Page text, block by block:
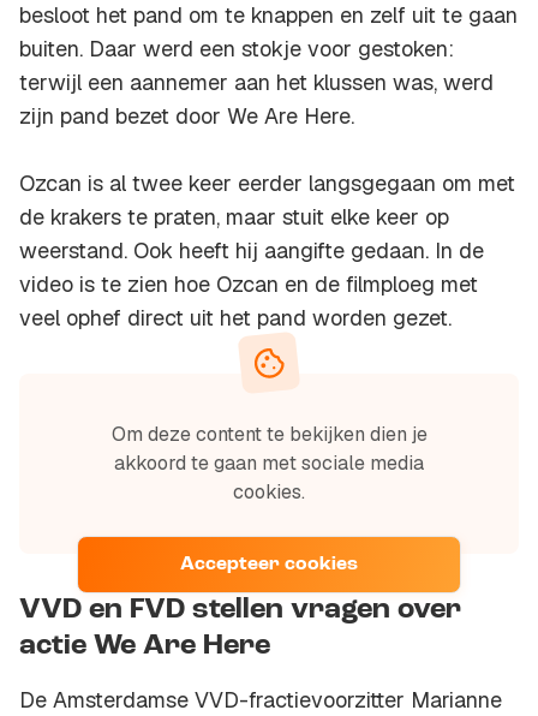
besloot het pand om te knappen en zelf uit te gaan
buiten. Daar werd een stokje voor gestoken:
terwijl een aannemer aan het klussen was, werd
zijn pand bezet door We Are Here.
Ozcan is al twee keer eerder langsgegaan om met
de krakers te praten, maar stuit elke keer op
weerstand. Ook heeft hij aangifte gedaan. In de
video is te zien hoe Ozcan en de filmploeg met
veel ophef direct uit het pand worden gezet.
Om deze content te bekijken dien je
akkoord te gaan met sociale media
cookies.
Accepteer cookies
VVD en FVD stellen vragen over
actie We Are Here
De Amsterdamse VVD-fractievoorzitter Marianne